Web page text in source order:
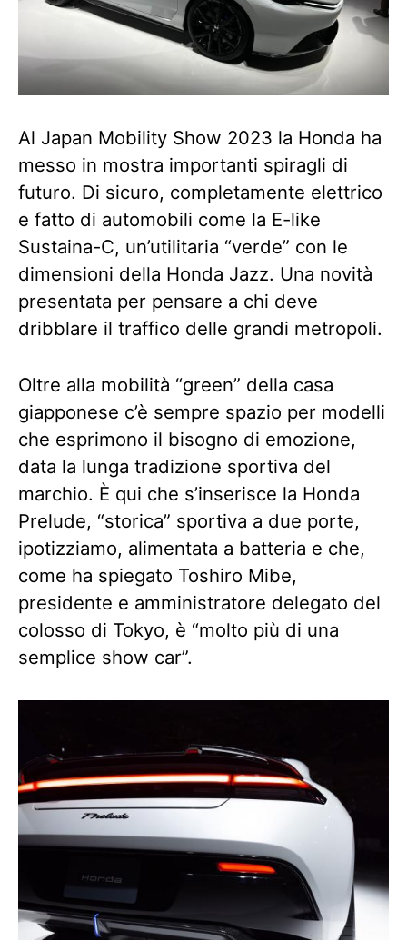
Al Japan Mobility Show 2023 la Honda ha
messo in mostra importanti spiragli di
futuro. Di sicuro, completamente elettrico
e fatto di automobili come la E-like
Sustaina-C, un’utilitaria “verde” con le
dimensioni della Honda Jazz. Una novità
presentata per pensare a chi deve
dribblare il traffico delle grandi metropoli.
Oltre alla mobilità “green” della casa
giapponese c’è sempre spazio per modelli
che esprimono il bisogno di emozione,
data la lunga tradizione sportiva del
marchio. È qui che s’inserisce la Honda
Prelude, “storica” sportiva a due porte,
ipotizziamo, alimentata a batteria e che,
come ha spiegato Toshiro Mibe,
presidente e amministratore delegato del
colosso di Tokyo, è “molto più di una
semplice show car”.